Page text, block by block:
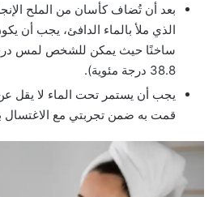
بعد أن تُضاف كأسان من الملح
الذي ملأ بالماء الدافئ، يجب أن
38.8 درجة مئوية).
قمت به ضمن تجربتي مع الاغتسال